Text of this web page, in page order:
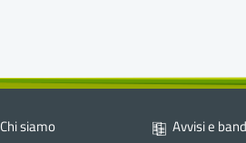
Chi siamo Avvisi e